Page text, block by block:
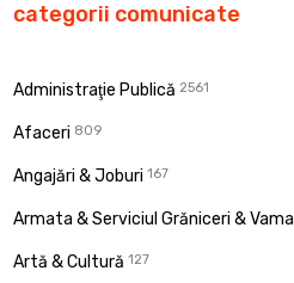
categorii comunicate
Administraţie Publică 2561
Afaceri 809
Angajări & Joburi 167
Armata & Serviciul Grăniceri & Vama
Artă & Cultură 127